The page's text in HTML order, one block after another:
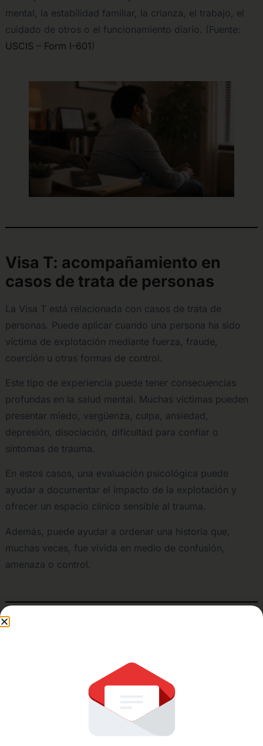
mental, la estabilidad familiar, la crianza, el trabajo, el
cuidado de otros o el funcionamiento diario. (Fuente:
USCIS – Form I-601)
Visa T: acompañamiento en
casos de trata de personas
La Visa T está relacionada con casos de trata de
personas. Puede aplicar cuando una persona ha sido
víctima de explotación mediante fuerza, fraude,
coerción u otras formas de control.
Este tipo de experiencia puede tener consecuencias
profundas en la salud mental. Muchas víctimas pueden
presentar miedo, vergüenza, culpa, ansiedad,
depresión, disociación, dificultad para confiar o
síntomas de trauma.
En estos casos, una evaluación psicológica puede
ayudar a documentar el impacto de la explotación y
ofrecer un espacio clínico sensible al trauma.
Además, puede ayudar a ordenar una historia que,
muchas veces, fue vivida en medio de confusión,
amenaza o control.
La eliminación de condiciones puede ser necesaria
cuando una persona tiene una residencia condicional de
dos años basada en matrimonio.